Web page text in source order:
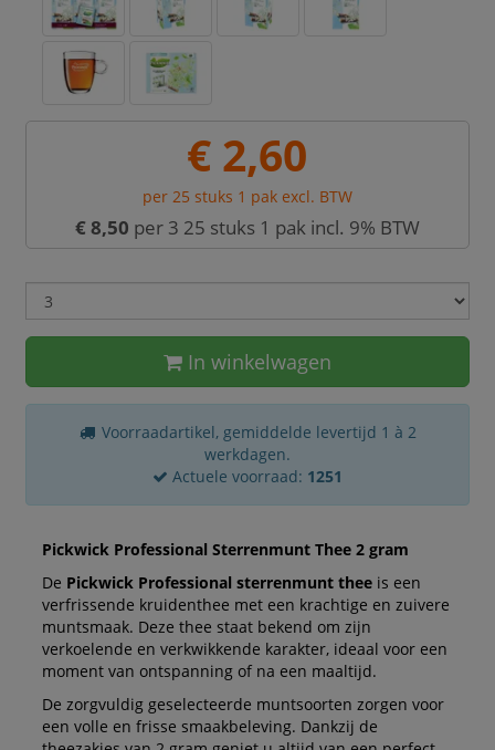
€ 2,60
per 25 stuks 1 pak excl. BTW
€ 8,50 per 3 25 stuks 1 pak incl. 9% BTW
In winkelwagen
Voorraadartikel, gemiddelde levertijd 1 à 2
werkdagen.
Actuele voorraad: 1251
Pickwick Professional Sterrenmunt Thee 2 gram
De Pickwick Professional sterrenmunt theeis een
verfrissende kruidenthee met een krachtige en zuivere
muntsmaak. Deze thee staat bekend om zijn
verkoelende en verkwikkende karakter, ideaal voor een
moment van ontspanning of na een maaltijd.
De zorgvuldig geselecteerde muntsoorten zorgen voor
een volle en frisse smaakbeleving. Dankzij de